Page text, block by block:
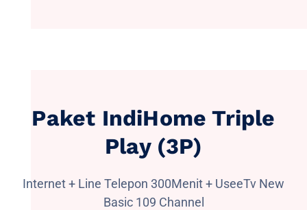
Paket IndiHome Triple
Play (3P)
Internet + Line Telepon 300Menit + UseeTv New
Basic 109 Channel